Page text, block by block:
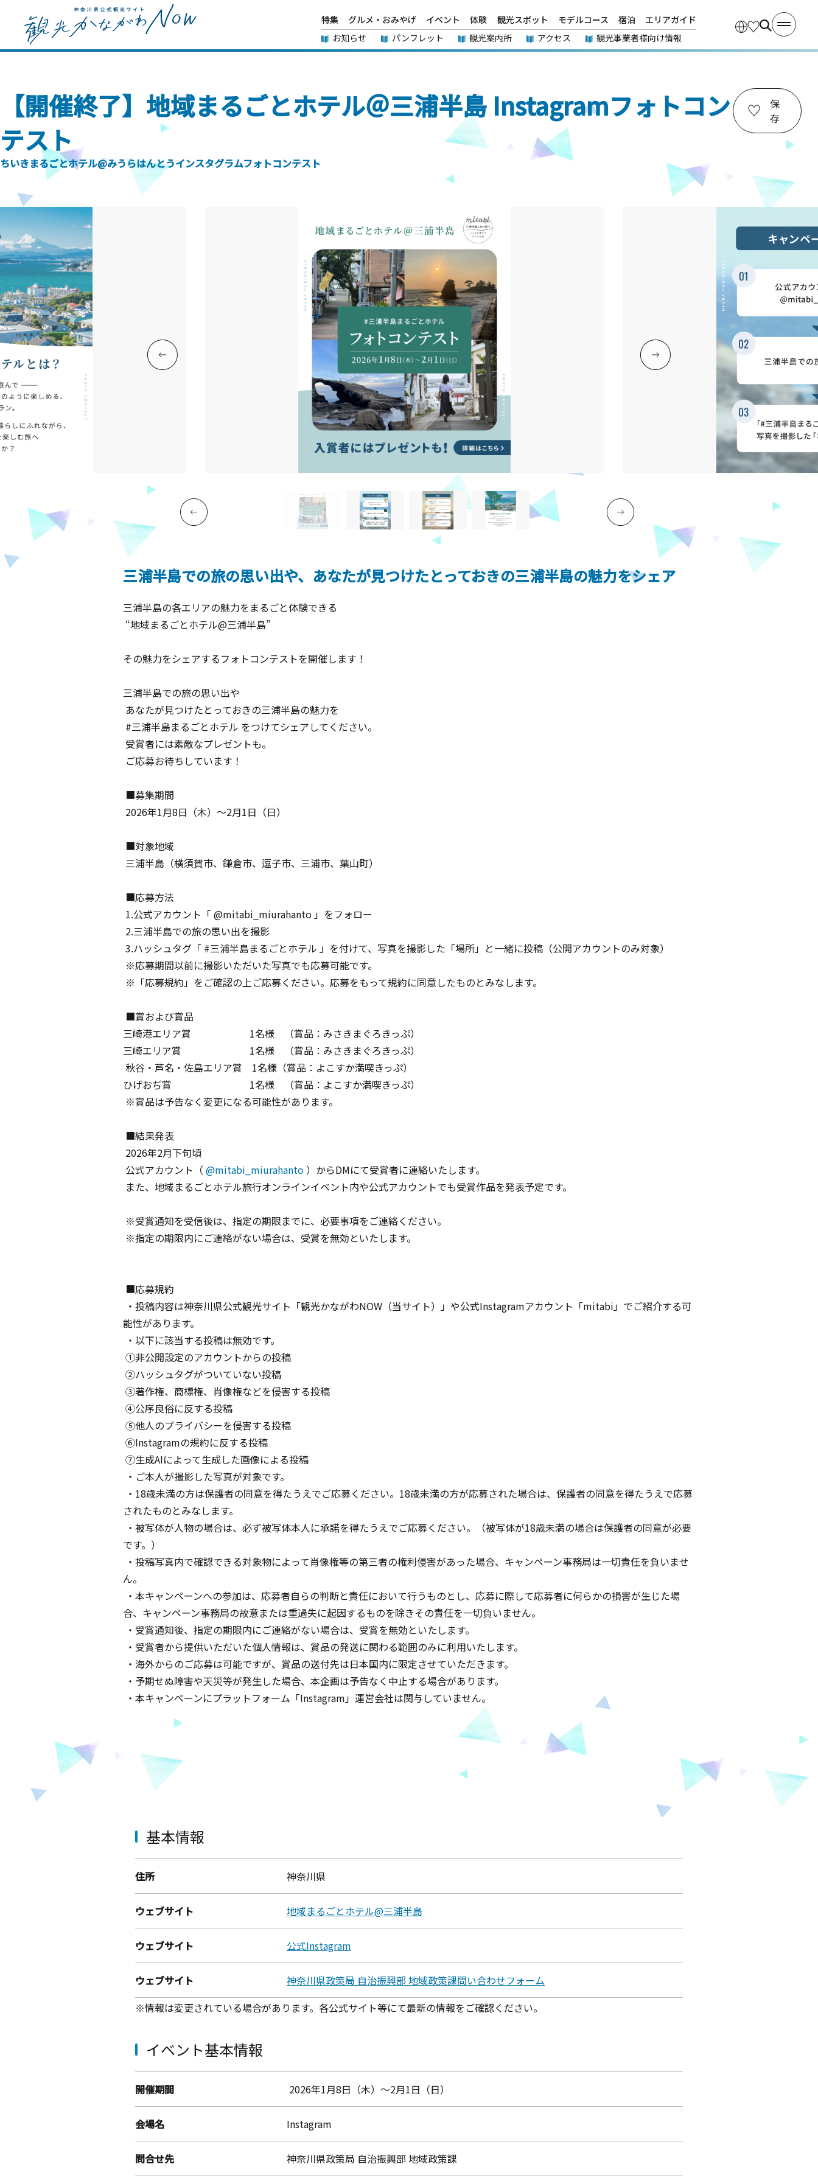
特集 グルメ・おみやげ イベント 体験 観光スポット モデルコース 宿泊
エリアガイド
お知らせ
パンフレット 観光案内所 アクセス 観光事業者様向け情報
【開催終了】地域まるごとホテル＠三浦半島 Instagramフォトコン
テスト
ちいきまるごとホテル@みうらはんとうインスタグラムフォトコンテスト
保
存
三浦半島での旅の思い出や、あなたが見つけたとっておきの三浦半島の魅力をシェア
三浦半島の各エリアの魅力をまるごと体験できる
“地域まるごとホテル@三浦半島”
その魅力をシェアするフォトコンテストを開催します！
三浦半島での旅の思い出や
あなたが見つけたとっておきの三浦半島の魅力を
#三浦半島まるごとホテル をつけてシェアしてください。
受賞者には素敵なプレゼントも。
ご応募お待ちしています！
■募集期間
2026年1月8日（木）～2月1日（日）
■対象地域
三浦半島（横須賀市、鎌倉市、逗子市、三浦市、葉山町）
■応募方法
1.公式アカウント「 @mitabi_miurahanto 」をフォロー
2.三浦半島での旅の思い出を撮影
3.ハッシュタグ「 #三浦半島まるごとホテル 」を付けて、写真を撮影した「場所」と一緒に投稿（公開アカウントのみ対象）
※応募期間以前に撮影いただいた写真でも応募可能です。
※「応募規約」をご確認の上ご応募ください。応募をもって規約に同意したものとみなします。
■賞および賞品
三崎港エリア賞 1名様 （賞品：みさきまぐろきっぷ）
三崎エリア賞 1名様 （賞品：みさきまぐろきっぷ）
秋谷・芦名・佐島エリア賞 1名様（賞品：よこすか満喫きっぷ）
ひげおぢ賞 1名様 （賞品：よこすか満喫きっぷ）
※賞品は予告なく変更になる可能性があります。
■結果発表
2026年2月下旬頃
公式アカウント（ @mitabi_miurahanto ）からDMにて受賞者に連絡いたします。
また、地域まるごとホテル旅行オンラインイベント内や公式アカウントでも受賞作品を発表予定です。
※受賞通知を受信後は、指定の期限までに、必要事項をご連絡ください。
※指定の期限内にご連絡がない場合は、受賞を無効といたします。
■応募規約
・投稿内容は神奈川県公式観光サイト「観光かながわNOW（当サイト）」や公式Instagramアカウント「mitabi」でご紹介する可
能性があります。
・以下に該当する投稿は無効です。
①非公開設定のアカウントからの投稿
②ハッシュタグがついていない投稿
③著作権、商標権、肖像権などを侵害する投稿
④公序良俗に反する投稿
⑤他人のプライバシーを侵害する投稿
⑥Instagramの規約に反する投稿
⑦生成AIによって生成した画像による投稿
・ご本人が撮影した写真が対象です。
・18歳未満の方は保護者の同意を得たうえでご応募ください。18歳未満の方が応募された場合は、保護者の同意を得たうえで応募
されたものとみなします。
・被写体が人物の場合は、必ず被写体本人に承諾を得たうえでご応募ください。（被写体が18歳未満の場合は保護者の同意が必要
です。）
・投稿写真内で確認できる対象物によって肖像権等の第三者の権利侵害があった場合、キャンペーン事務局は一切責任を負いませ
ん。
・本キャンペーンへの参加は、応募者自らの判断と責任において行うものとし、応募に際して応募者に何らかの損害が生じた場
合、キャンペーン事務局の故意または重過失に起因するものを除きその責任を一切負いません。
・受賞通知後、指定の期限内にご連絡がない場合は、受賞を無効といたします。
・受賞者から提供いただいた個人情報は、賞品の発送に関わる範囲のみに利用いたします。
・海外からのご応募は可能ですが、賞品の送付先は日本国内に限定させていただきます。
・予期せぬ障害や天災等が発生した場合、本企画は予告なく中止する場合があります。
・本キャンペーンにプラットフォーム「Instagram」運営会社は関与していません。
基本情報
住所 神奈川県
ウェブサイト 地域まるごとホテル@三浦半島
ウェブサイト 公式Instagram
ウェブサイト
神奈川県政策局 自治振興部 地域政策課問い合わせフォーム
※情報は変更されている場合があります。各公式サイト等にて最新の情報をご確認ください。
イベント基本情報
開催期間 2026年1月8日（木）～2月1日（日）
会場名 Instagram
問合せ先
神奈川県政策局 自治振興部 地域政策課